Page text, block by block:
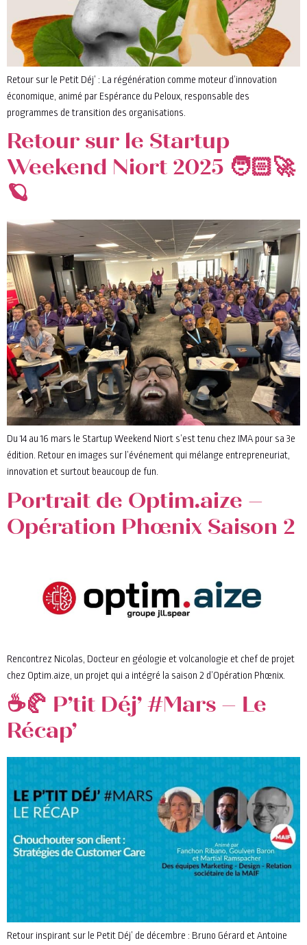
Retour sur le Petit Déj’ : La régénération comme moteur d’innovation
économique, animé par Espérance du Peloux, responsable des
programmes de transition des organisations.
Retour sur le Startup
Weekend Niort 2025 🧑🏻‍🚀
🪐
Du 14 au 16 mars le Startup Weekend Niort s’est tenu chez IMA pour sa 3e
édition. Retour en images sur l’événement qui mélange entrepreneuriat,
innovation et surtout beaucoup de fun.
Portrait de Optim.aize –
Opération Phœnix Saison 2
Rencontrez Nicolas, Docteur en géologie et volcanologie et chef de projet
chez Optim.aize, un projet qui a intégré la saison 2 d’Opération Phœnix.
☕🥐 P’tit Déj’ #Mars – Le
Récap’
Retour inspirant sur le Petit Déj’ de décembre : Bruno Gérard et Antoine